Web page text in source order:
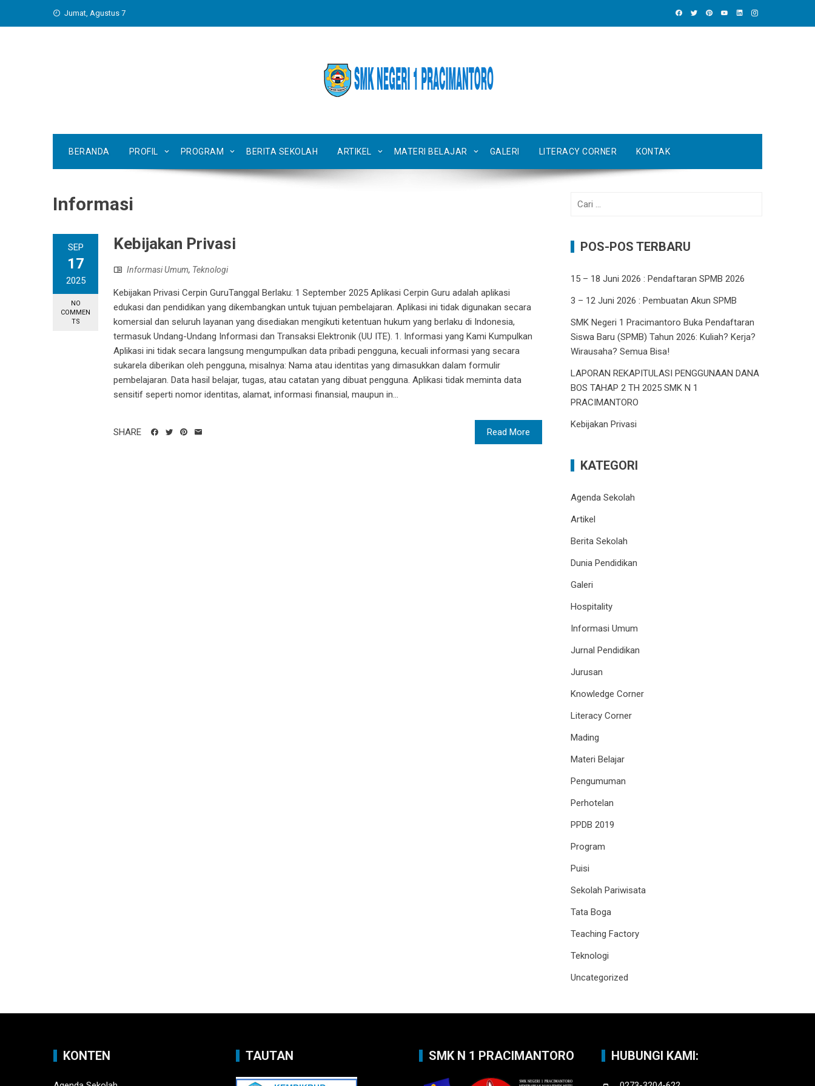
Jumat, Agustus 7
BERANDA PROFIL PROGRAM BERITA SEKOLAH ARTIKEL MATERI BELAJAR GALERI LITERACY CORNER KONTAK
Informasi
SEP
17
2025
NO
COMMEN
TS
Kebijakan Privasi
Informasi Umum, Teknologi
Kebijakan Privasi Cerpin GuruTanggal Berlaku: 1 September 2025 Aplikasi Cerpin Guru adalah aplikasi
edukasi dan pendidikan yang dikembangkan untuk tujuan pembelajaran. Aplikasi ini tidak digunakan secara
komersial dan seluruh layanan yang disediakan mengikuti ketentuan hukum yang berlaku di Indonesia,
termasuk Undang-Undang Informasi dan Transaksi Elektronik (UU ITE). 1. Informasi yang Kami Kumpulkan
Aplikasi ini tidak secara langsung mengumpulkan data pribadi pengguna, kecuali informasi yang secara
sukarela diberikan oleh pengguna, misalnya: Nama atau identitas yang dimasukkan dalam formulir
pembelajaran. Data hasil belajar, tugas, atau catatan yang dibuat pengguna. Aplikasi tidak meminta data
sensitif seperti nomor identitas, alamat, informasi finansial, maupun in...
Read More
SHARE
Cari
POS-POS TERBARU
15 – 18 Juni 2026 : Pendaftaran SPMB 2026
3 – 12 Juni 2026 : Pembuatan Akun SPMB
SMK Negeri 1 Pracimantoro Buka Pendaftaran
Siswa Baru (SPMB) Tahun 2026: Kuliah? Kerja?
Wirausaha? Semua Bisa!
LAPORAN REKAPITULASI PENGGUNAAN DANA
BOS TAHAP 2 TH 2025 SMK N 1
PRACIMANTORO
Kebijakan Privasi
KATEGORI
Agenda Sekolah
Artikel
Berita Sekolah
Dunia Pendidikan
Galeri
Hospitality
Informasi Umum
Jurnal Pendidikan
Jurusan
Knowledge Corner
Literacy Corner
Mading
Materi Belajar
Pengumuman
Perhotelan
PPDB 2019
Program
Puisi
Sekolah Pariwisata
Tata Boga
Teaching Factory
Teknologi
Uncategorized
KONTEN TAUTAN SMK N 1 PRACIMANTORO HUBUNGI KAMI: